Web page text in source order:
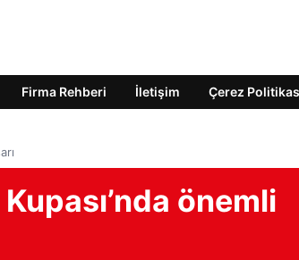
Firma Rehberi İletişim Çerez
önemli